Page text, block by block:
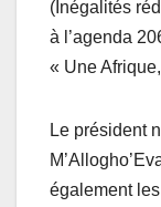
(Inégalités
à l’agenda
« Une
Le président
également